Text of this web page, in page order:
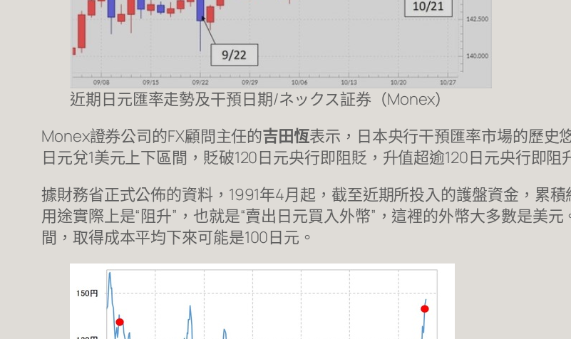
近期日元匯率走勢及干預日期/ネックス証券（Monex）
Monex證券公司的FX顧問主任的吉田恆表示，日本央行干預匯率市場的歷史
日元兌1美元上下區間，貶破120日元央行即阻貶，升值超逾120日元央行即阻
據財務省正式公佈的資料，1991年4月起，截至近期所投入的護盤資金，累
用途實際上是“阻升”，也就是“賣出日元買入外幣”，這裡的外幣大多數是美
間，取得成本平均下來可能是100日元。